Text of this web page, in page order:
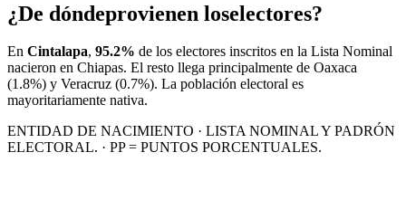
¿De dóndeprovienen loselectores?
En Cintalapa, 95.2% de los electores inscritos en la Lista Nominal
nacieron en Chiapas. El resto llega principalmente de Oaxaca
(1.8%) y Veracruz (0.7%). La población electoral es
mayoritariamente nativa.
ENTIDAD DE NACIMIENTO · LISTA NOMINAL Y PADRÓN
ELECTORAL. · PP = PUNTOS PORCENTUALES.